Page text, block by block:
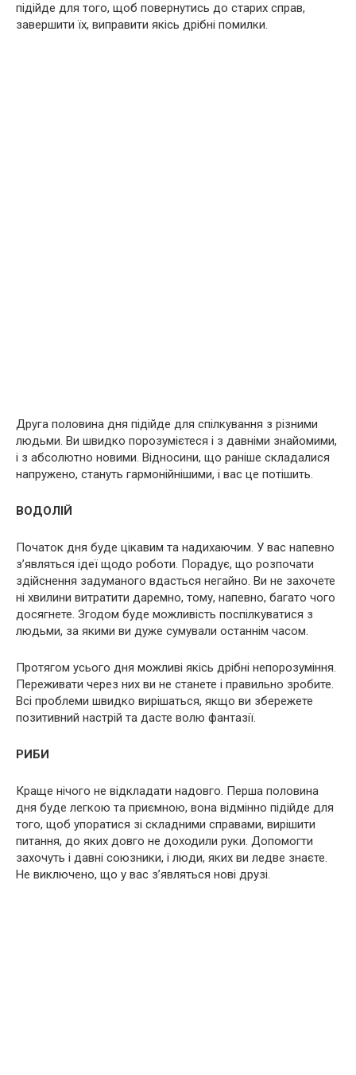
підійде для того, щоб повернутись до старих справ,
завершити їх, виправити якісь дрібні помилки.
Друга половина дня підійде для спілкування з різними
людьми. Ви швидко порозумієтеся і з давніми знайомими,
і з абсолютно новими. Відносини, що раніше складалися
напружено, стануть гармонійнішими, і вас це потішить.
ВОДОЛІЙ
Початок дня буде цікавим та надихаючим. У вас напевно
з’являться ідеї щодо роботи. Порадує, що розпочати
здійснення задуманого вдасться негайно. Ви не захочете
ні хвилини витратити даремно, тому, напевно, багато чого
досягнете. Згодом буде можливість поспілкуватися з
людьми, за якими ви дуже сумували останнім часом.
Протягом усього дня можливі якісь дрібні непорозуміння.
Переживати через них ви не станете і правильно зробите.
Всі проблеми швидко вирішаться, якщо ви збережете
позитивний настрій та дасте волю фантазії.
РИБИ
Краще нічого не відкладати надовго. Перша половина
дня буде легкою та приємною, вона відмінно підійде для
того, щоб упоратися зі складними справами, вирішити
питання, до яких довго не доходили руки. Допомогти
захочуть і давні союзники, і люди, яких ви ледве знаєте.
Не виключено, що у вас з’являться нові друзі.